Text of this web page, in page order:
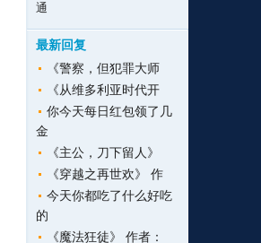
通
最新回复
《警察，但犯罪大师
《从维多利亚时代开
你今天每日红包领了几
金
《主公，刀下留人》
《穿越之再世欢》 作
今天你都吃了什么好吃
的
《魔法狂徒》 作者：